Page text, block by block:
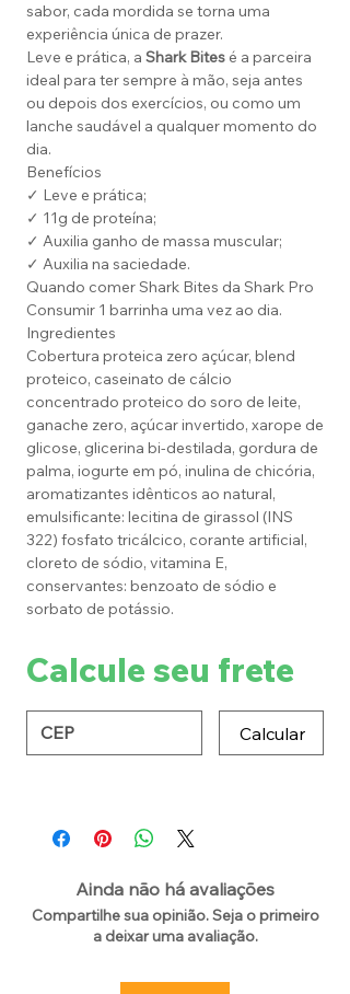
sabor, cada mordida se torna uma
experiência única de prazer.
Leve e prática, a Shark Bites é a parceira
ideal para ter sempre à mão, seja antes
ou depois dos exercícios, ou como um
lanche saudável a qualquer momento do
dia.
Benefícios
✓ Leve e prática;
✓ 11g de proteína;
✓ Auxilia ganho de massa muscular;
✓ Auxilia na saciedade.
Quando comer Shark Bites da Shark Pro
Consumir 1 barrinha uma vez ao dia.
Ingredientes
Cobertura proteica zero açúcar, blend
proteico, caseinato de cálcio
concentrado proteico do soro de leite,
ganache zero, açúcar invertido, xarope de
glicose, glicerina bi-destilada, gordura de
palma, iogurte em pó, inulina de chicória,
aromatizantes idênticos ao natural,
emulsificante: lecitina de girassol (INS
322) fosfato tricálcico, corante artificial,
cloreto de sódio, vitamina E,
conservantes: benzoato de sódio e
sorbato de potássio.
Calcule seu frete
Calcular
Ainda não há avaliações
Compartilhe sua opinião. Seja o primeiro
a deixar uma avaliação.